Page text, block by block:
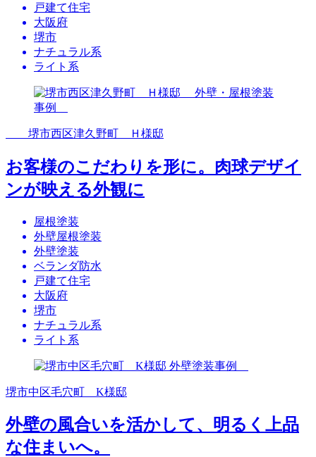
戸建て住宅
大阪府
堺市
ナチュラル系
ライト系
堺市西区津久野町 Ｈ様邸
お客様のこだわりを形に。肉球デザイ
ンが映える外観に
屋根塗装
外壁屋根塗装
外壁塗装
ベランダ防水
戸建て住宅
大阪府
堺市
ナチュラル系
ライト系
堺市中区毛穴町 K様邸
外壁の風合いを活かして、明るく上品
な住まいへ。